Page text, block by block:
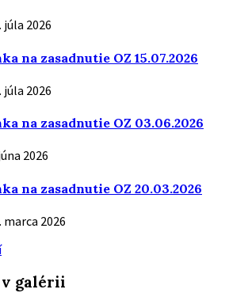
júla 2026
na zasadnutie OZ 15.07.2026
júla 2026
na zasadnutie OZ 03.06.2026
2026
na zasadnutie OZ 20.03.2026
marca 2026
v galérii